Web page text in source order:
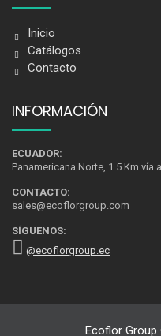
Inicio
Catálogos
Contacto
INFORMACIÓN
ECUADOR:
Panamericana Norte, 1.5 Km vía
CONTACTO:
sales@ecoflorgroup.com
SÍGUENOS:
@ecoflorgroup.ec
Ecoflor